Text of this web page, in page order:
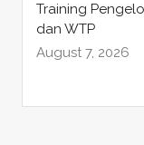
Training
dan WTP
August 7, 2026